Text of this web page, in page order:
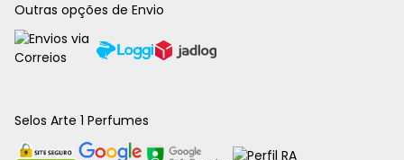
Outras opções de Envio
Selos Arte 1 Perfumes